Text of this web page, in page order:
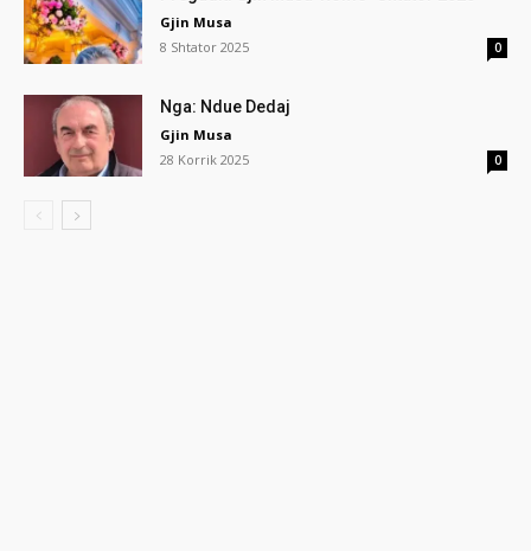
Gjin Musa
8 Shtator 2025
0
Nga: Ndue Dedaj
Gjin Musa
28 Korrik 2025
0